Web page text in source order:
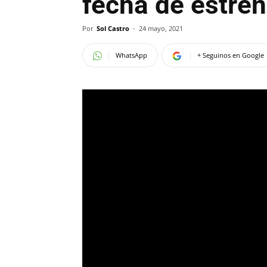
Por Sol Castro - 24 mayo, 2021
WhatsApp + Seguinos en Google